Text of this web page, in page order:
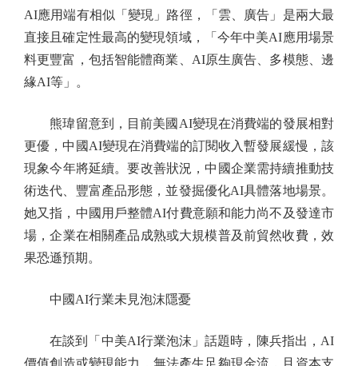
AI應用端有相似「變現」路徑，「雲、廣告」是兩大最
直接且確定性最高的變現領域，「今年中美AI應用場景
料更豐富，包括智能體商業、AI原生廣告、多模態、邊
緣AI等」。
熊瑋留意到，目前美國AI變現在消費端的發展相對
更優，中國AI變現在消費端的訂閱收入暫發展緩慢，該
現象今年將延續。要改善狀況，中國企業需持續推動技
術迭代、豐富產品形態，並發掘優化AI具體落地場景。
她又指，中國用戶整體AI付費意願和能力尚不及發達市
場，企業在相關產品成熟或大規模普及前貿然收費，效
果恐遜預期。
中國AI行業未見泡沫隱憂
在談到「中美AI行業泡沫」話題時，陳兵指出，AI
價值創造或變現能力，無法產生足夠現金流，且資本支